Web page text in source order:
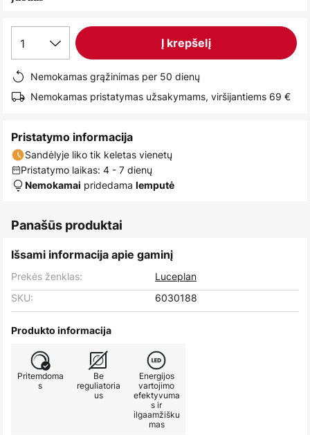
images
gallery
1 Į krepšelį
Nemokamas grąžinimas per 50 dienų
Nemokamas pristatymas užsakymams, viršijantiems 69 €
Pristatymo informacija
Sandėlyje liko tik keletas vienetų
Pristatymo laikas: 4 - 7 dienų
Nemokamai pridedama lemputė
Panašūs produktai
Išsami informacija apie gaminį
Prekės ženklas:
Luceplan
SKU:
6030188
Produkto informacija
Pritemdoma
s
Be
reguliatoria
us
Energijos
vartojimo
efektyvuma
s ir
ilgaamžišku
mas